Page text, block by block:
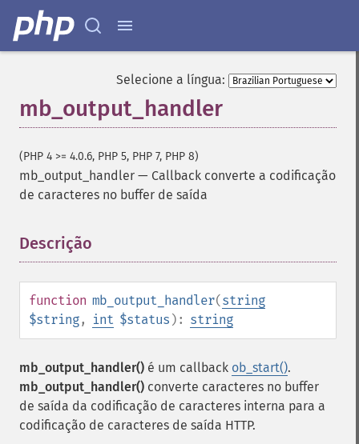
Selecione a língua:
mb_output_handler
(PHP 4 >= 4.0.6, PHP 5, PHP 7, PHP 8)
mb_output_handler — Callback converte a codificação
de caracteres no buffer de saída
Descrição
function mb_output_handler(string
$string, int $status ): string
mb_output_handler() é um callback ob_start().
mb_output_handler() converte caracteres no buffer
de saída da codificação de caracteres interna para a
codificação de caracteres de saída HTTP.